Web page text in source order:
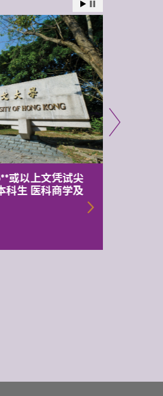
或以上文凭试尖
科生 医科商学及